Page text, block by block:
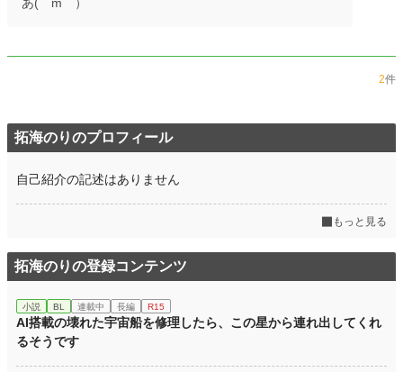
2件
拓海のりのプロフィール
自己紹介の記述はありません
もっと見る
拓海のりの登録コンテンツ
小説 BL 連載中 長編 R15
AI搭載の壊れた宇宙船を修理したら、この星から連れ出してくれ
るそうです